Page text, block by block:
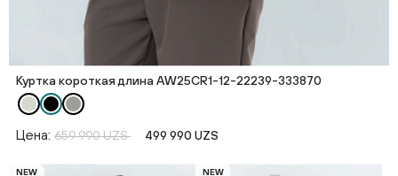
Куртка короткая длина AW25CR1-12-22239-333870
Цена: 659 990 UZS 499 990 UZS
NEW NEW